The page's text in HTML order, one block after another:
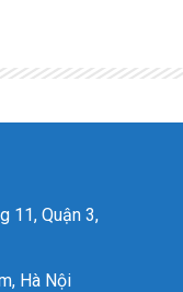
11, Quận 3,
Hà Nội